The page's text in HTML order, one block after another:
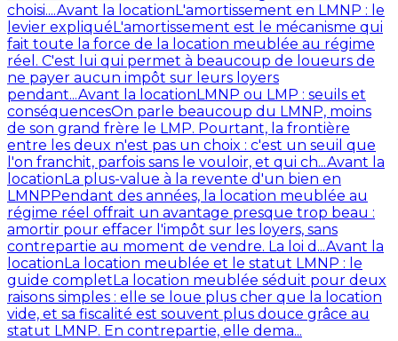
choisi....Avant la locationL'amortissement en LMNP : le
levier expliquéL'amortissement est le mécanisme qui
fait toute la force de la location meublée au régime
réel. C'est lui qui permet à beaucoup de loueurs de
ne payer aucun impôt sur leurs loyers
pendant...Avant la locationLMNP ou LMP : seuils et
conséquencesOn parle beaucoup du LMNP, moins
de son grand frère le LMP. Pourtant, la frontière
entre les deux n'est pas un choix : c'est un seuil que
l'on franchit, parfois sans le vouloir, et qui ch...Avant la
locationLa plus-value à la revente d'un bien en
LMNPPendant des années, la location meublée au
régime réel offrait un avantage presque trop beau :
amortir pour effacer l'impôt sur les loyers, sans
contrepartie au moment de vendre. La loi d...Avant la
locationLa location meublée et le statut LMNP : le
guide completLa location meublée séduit pour deux
raisons simples : elle se loue plus cher que la location
vide, et sa fiscalité est souvent plus douce grâce au
statut LMNP. En contrepartie, elle dema...